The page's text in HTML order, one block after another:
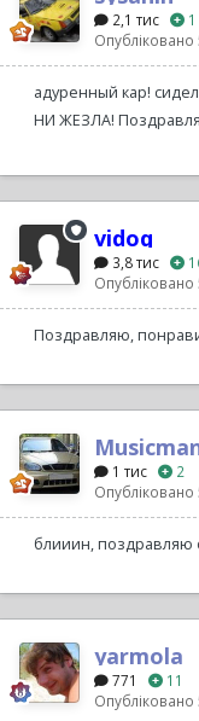
2,1 тис
1
Опубліковано
адуренный кар!
НИ ЖЕЗЛА!
vidoq
3,8 тис
Опубліковано
Поздравляю,
1 тис
2
Опубліковано
блииин, поздравляю
yarmola
771
11
Опубліковано